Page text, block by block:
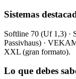
Sistemas
Softline 70 (Uf 1,3) ·
Passivhaus) ·
XXL (gran formato).
Lo que debes